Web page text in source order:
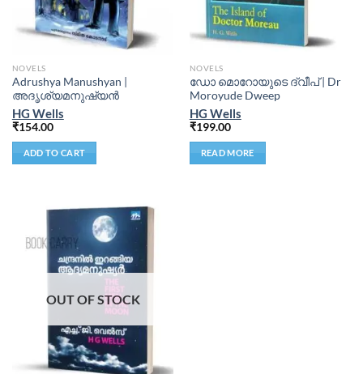
NOVELS
Adrushya Manushyan |
അദൃശ്യമനുഷ്യൻ
HG Wells
₹154.00
ADD TO CART
NOVELS
ഡോ മൊറോയുടെ ദ്വീപ് | Dr
Moroyude Dweep
HG Wells
₹199.00
READ MORE
OUT OF STOCK